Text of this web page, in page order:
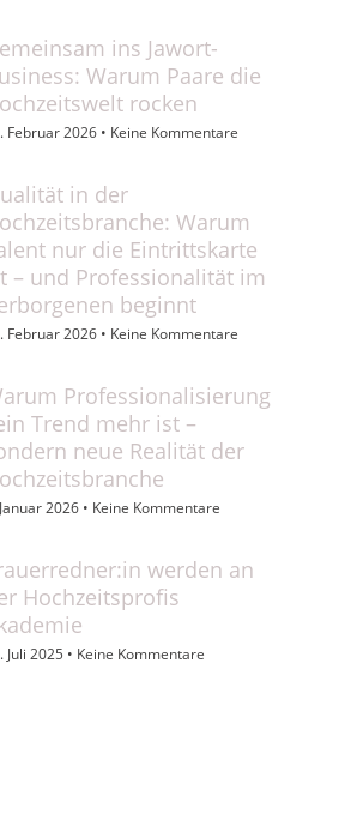
ins Jawort-
Warum Paare die
rocken
Februar 2026 Keine Kommentare
in der
Warum
nur die Eintrittskarte
– und Professionalität im
beginnt
Februar 2026 Keine Kommentare
Professionalisierung
Trend mehr ist –
neue Realität der
2026 Keine Kommentare
werden an
Hochzeitsprofis
Juli 2025 Keine Kommentare